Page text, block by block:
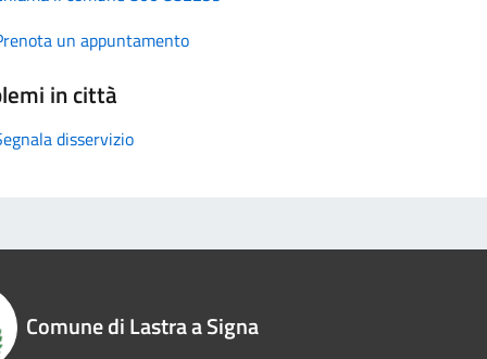
un appuntamento
in città
disservizio
Comune di Lastra a Signa